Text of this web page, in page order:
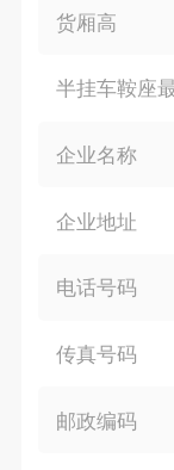
货厢高
半挂车鞍座
企业名称
企业地址
电话号码
传真号码
邮政编码